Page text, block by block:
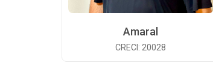
Amaral
CRECI: 20028